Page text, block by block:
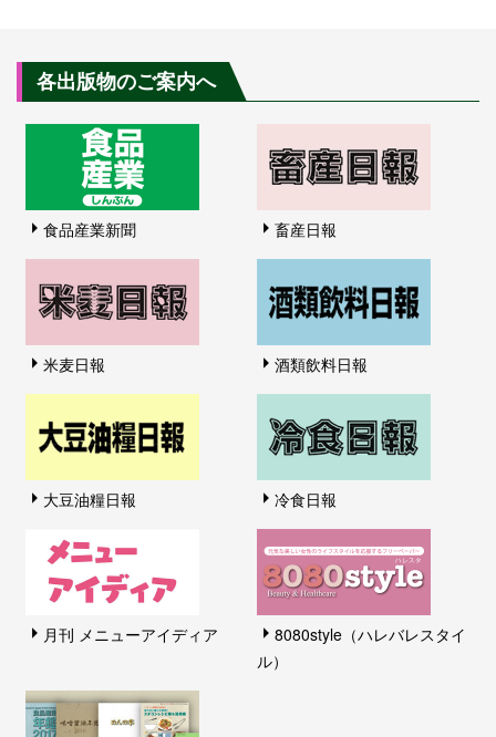
各出版物のご案内へ
食品産業新聞 畜産日報
米麦日報 酒類飲料日報
大豆油糧日報 冷食日報
月刊 メニューアイディア
8080style（ハレバレスタイ
ル）